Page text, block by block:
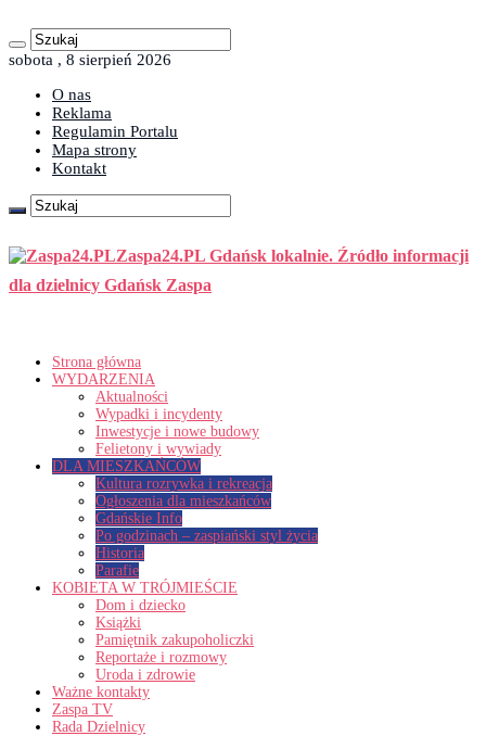
sobota , 8 sierpień 2026
O nas
Reklama
Regulamin Portalu
Mapa strony
Kontakt
Zaspa24.PL Gdańsk lokalnie. Źródło informacji
dla dzielnicy Gdańsk Zaspa
Strona główna
WYDARZENIA
Aktualności
Wypadki i incydenty
Inwestycje i nowe budowy
Felietony i wywiady
DLA MIESZKAŃCÓW
Kultura rozrywka i rekreacja
Ogłoszenia dla mieszkańców
Gdańskie Info
Po godzinach – zaspiański styl życia
Historia
Parafie
KOBIETA W TRÓJMIEŚCIE
Dom i dziecko
Książki
Pamiętnik zakupoholiczki
Reportaże i rozmowy
Uroda i zdrowie
Ważne kontakty
Zaspa TV
Rada Dzielnicy